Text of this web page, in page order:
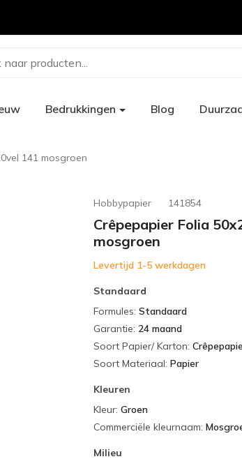
naar producten...
Bedrukkingen Blog
141 mosgroen
Hobbypapier 141854
Crêpepapier Folia
mosgroen
Levertijd 1-5 werkdagen
Standaard
Formules: Standaard
Garantie: 24 maand
Soort Papier/ Karton:
Soort Materiaal: Papier
Kleuren
Kleur: Groen
Commerciële kleurnaam:
Milieu